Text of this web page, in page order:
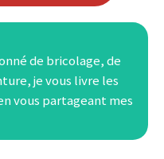
de bricolage, de
je vous livre les
vous partageant mes